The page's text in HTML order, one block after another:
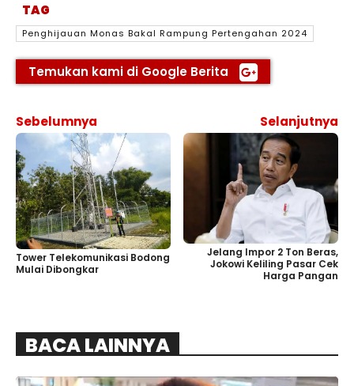
TAG
Penghijauan Monas Bakal Rampung Pertengahan 2024
Temukan kami di Google Berita
Sebelumnya
Tower Telekomunikasi Bodong
Mulai Dibongkar
Selanjutnya
Jelang Impor 2 Ton Beras,
Jokowi Keliling Pasar Cek
Harga Pangan
BACA LAINNYA